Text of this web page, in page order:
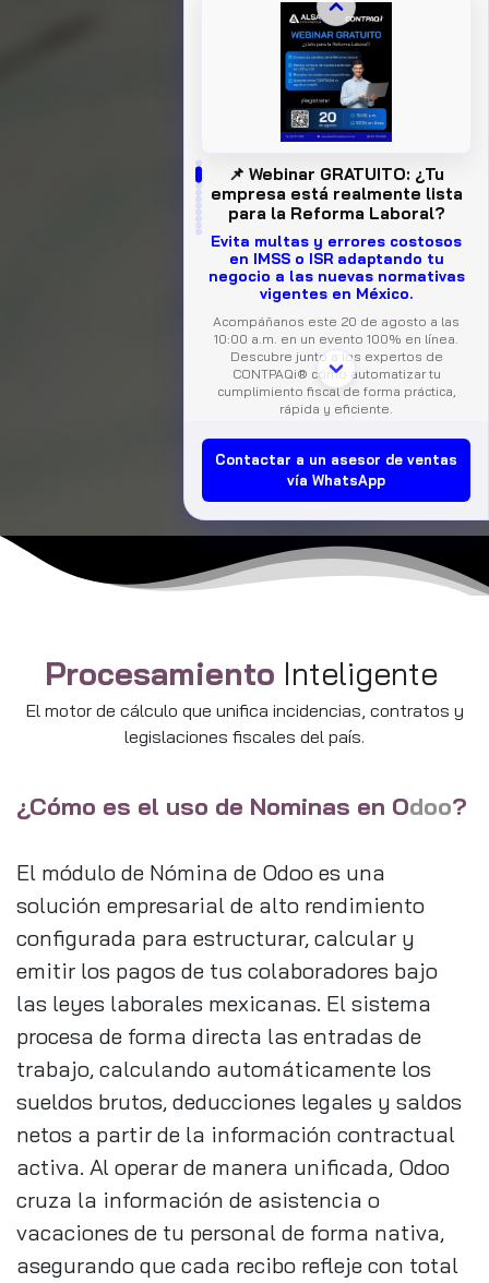
Procesamiento Inteligente
El motor de cálculo que unifica incidencias, contratos y
legislaciones fiscales del país.
¿Cómo es el uso de Nominas en Odoo?
El módulo de Nómina de Odoo es una
solución empresarial de alto rendimiento
configurada para estructurar, calcular y
emitir los pagos de tus colaboradores bajo
las leyes laborales mexicanas. El sistema
procesa de forma directa las entradas de
trabajo, calculando automáticamente los
sueldos brutos, deducciones legales y saldos
netos a partir de la información contractual
activa. Al operar de manera unificada, Odoo
cruza la información de asistencia o
vacaciones de tu personal de forma nativa,
asegurando que cada recibo refleje con total
📌 Webinar GRATUITO: ¿Tu
empresa está realmente lista
para la Reforma Laboral?
Evita multas y errores costosos
en IMSS o ISR adaptando tu
negocio a las nuevas normativas
vigentes en México.
Acompáñanos este 20 de agosto a las
10:00 a.m. en un evento 100% en línea.
Descubre junto a los expertos de
CONTPAQi® cómo automatizar tu
cumplimiento fiscal de forma práctica,
rápida y eficiente.
📅 Fecha:Jueves 20 de agosto, 10:00 AM
a 11:30 AM
👨‍🏫 Expositores:Oscar Guerrero y Víctor
🎟️ ¡Cupos limitados! Asegura tu acceso
libre registrándote aquí:
https://tinyurl.com/3bc337a7
Contactar a un asesor de ventas
vía WhatsApp